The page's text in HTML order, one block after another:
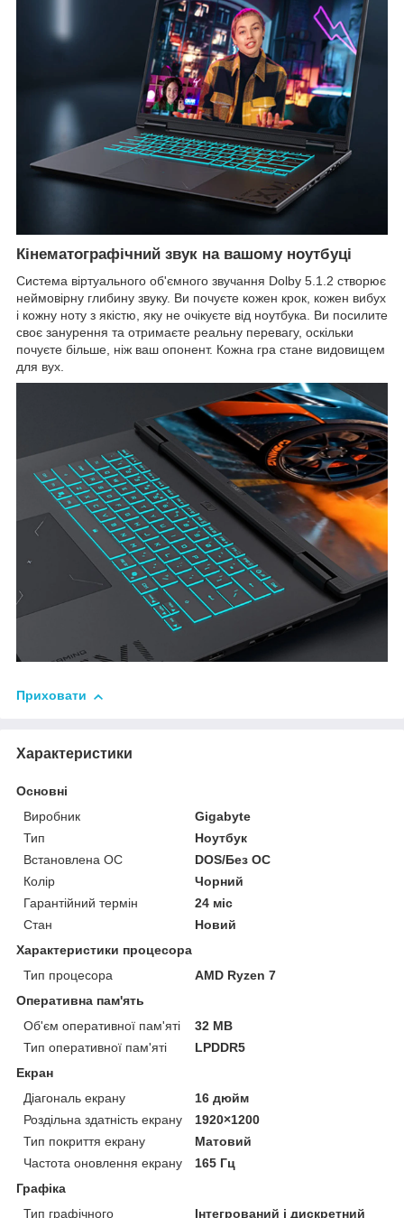
Кінематографічний звук на вашому ноутбуці
Система віртуального об'ємного звучання Dolby 5.1.2 створює
неймовірну глибину звуку. Ви почуєте кожен крок, кожен вибух
і кожну ноту з якістю, яку не очікуєте від ноутбука. Ви посилите
своє занурення та отримаєте реальну перевагу, оскільки
почуєте більше, ніж ваш опонент. Кожна гра стане видовищем
для вух.
Приховати
Характеристики
Основні
Виробник
Gigabyte
Тип
Ноутбук
Встановлена ОС
DOS/Без ОС
Колір
Чорний
Гарантійний термін
24 міс
Стан
Новий
Характеристики процесора
Тип процесора
AMD Ryzen 7
Оперативна пам'ять
Об'єм оперативної пам'яті
32 MB
Тип оперативної пам'яті
LPDDR5
Екран
Діагональ екрану
16 дюйм
Роздільна здатність екрану
1920×1200
Тип покриття екрану
Матовий
Частота оновлення екрану
165 Гц
Графіка
Тип графічного
Інтегрований і дискретний